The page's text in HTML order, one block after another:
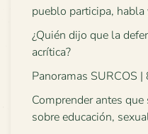
pueblo participa, habla
¿Quién dijo que la
acrítica?
Panoramas SURCOS
Comprender antes
sobre educación,